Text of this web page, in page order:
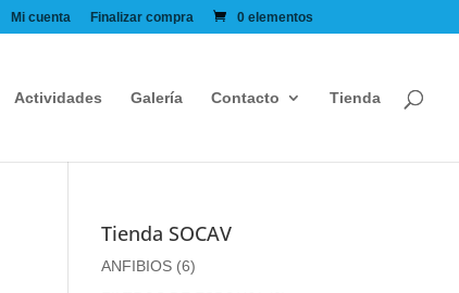
Mi cuenta Finalizar compra 0 elementos
Actividades Galería Contacto Tienda
Tienda SOCAV
ANFIBIOS (6)